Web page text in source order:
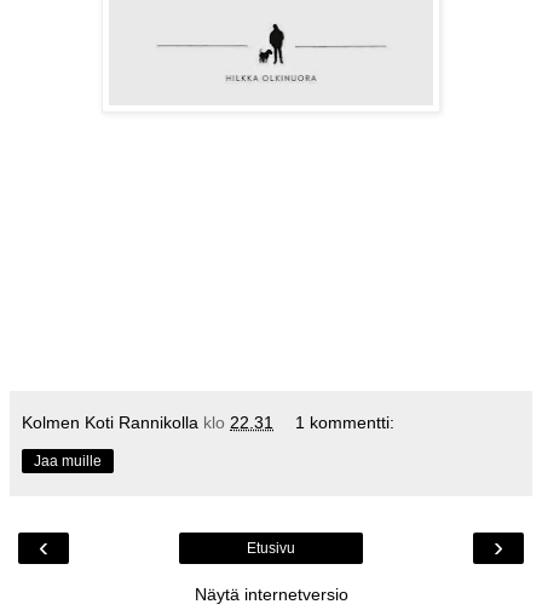
Kolmen Koti Rannikolla klo 22.31 1 kommentti:
Jaa muille
‹ ›
Etusivu
Näytä internetversio